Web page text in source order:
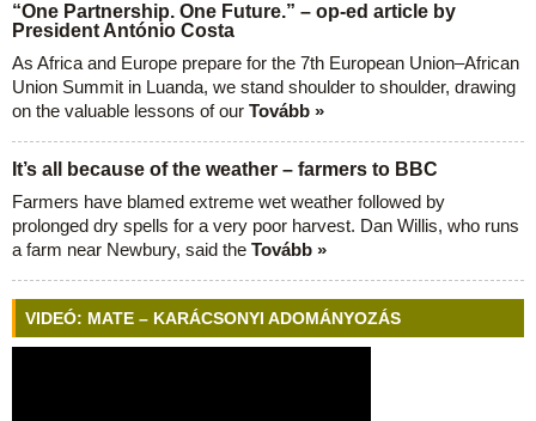
“One Partnership. One Future.” – op-ed article by
President António Costa
As Africa and Europe prepare for the 7th European Union–African
Union Summit in Luanda, we stand shoulder to shoulder, drawing
on the valuable lessons of our Tovább »
It’s all because of the weather – farmers to BBC
Farmers have blamed extreme wet weather followed by
prolonged dry spells for a very poor harvest. Dan Willis, who runs
a farm near Newbury, said the Tovább »
VIDEÓ: MATE – KARÁCSONYI ADOMÁNYOZÁS